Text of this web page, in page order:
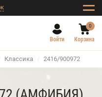
Войти
0
Корзина
Классика / 2416/900972